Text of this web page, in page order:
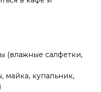
(влажные салфетки,
купальник,